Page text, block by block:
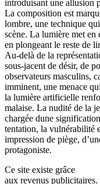
introduisant une allusion
La composition est
lombre, une technique
scène. La lumière met en
en plongeant le reste de
Au-delà de la
sous-jacent de désir, de
observateurs masculins,
imminent, une menace
la lumière artificielle
malaise. La nudité de la
chargée dune
tentation, la vulnérabilité
impression de piège,
protagoniste.
Ce site existe grâce
aux revenus publicitaires.